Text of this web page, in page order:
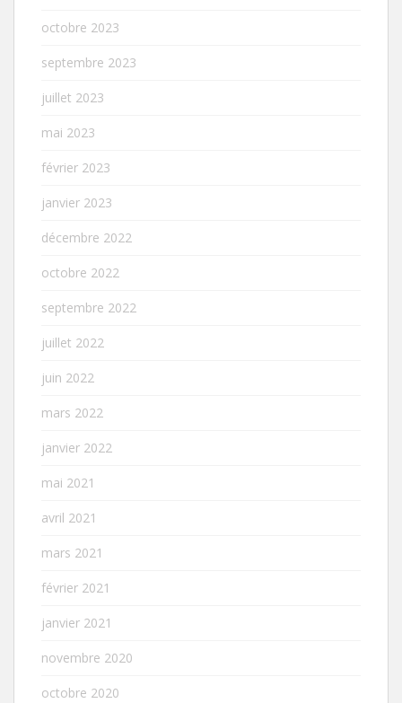
octobre 2023
septembre 2023
juillet 2023
mai 2023
février 2023
janvier 2023
décembre 2022
octobre 2022
septembre 2022
juillet 2022
juin 2022
mars 2022
janvier 2022
mai 2021
avril 2021
mars 2021
février 2021
janvier 2021
novembre 2020
octobre 2020